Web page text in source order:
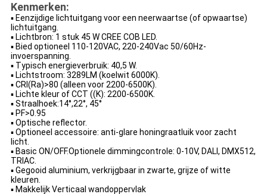
Kenmerken:
▪ Eenzijdige lichtuitgang voor een neerwaartse (of opwaartse)
lichtuitgang.
▪ Lichtbron: 1 stuk 45 W CREE COB LED.
▪ Bied optioneel 110-120VAC, 220-240Vac 50/60Hz-
invoerspanning.
▪ Typisch energieverbruik: 40,5 W.
▪ Lichtstroom: 3289LM (koelwit 6000K).
▪ CRI(Ra)>80 (alleen voor 2200-6500K).
▪ Lichte kleur of CCT ((K): 2200-6500K.
▪ Straalhoek:14°,22°, 45°
▪ PF>0.95
▪ Optische reflector.
▪ Optioneel accessoire: anti-glare honingraatluik voor zacht
licht.
▪ Basic ON/OFF.Optionele dimmingcontrole: 0-10V, DALI, DMX512,
TRIAC.
▪ Gegooid aluminium, verkrijgbaar in zwarte, grijze of witte
kleuren.
▪ Makkelijk Verticaal wandoppervlak